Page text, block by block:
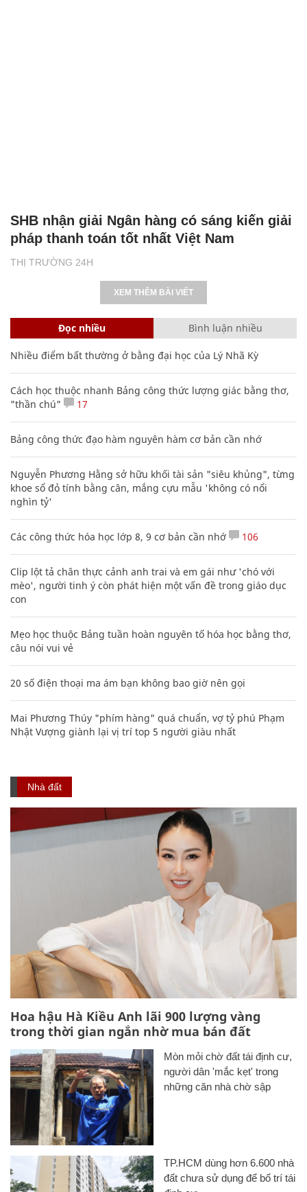
THỊ TRƯỜNG 24H
SHB nhận giải Ngân hàng có sáng kiến giải
pháp thanh toán tốt nhất Việt Nam
XEM THÊM BÀI VIẾT
Đọc nhiều Bình luận nhiều
Nhiều điểm bất thường ở bằng đại học của Lý Nhã Kỳ
Cách học thuộc nhanh Bảng công thức lượng giác bằng thơ,
"thần chú"
17
Bảng công thức đạo hàm nguyên hàm cơ bản cần nhớ
Nguyễn Phương Hằng sở hữu khối tài sản "siêu khủng", từng
khoe sổ đỏ tính bằng cân, mắng cựu mẫu 'không có nổi
nghìn tỷ'
Các công thức hóa học lớp 8, 9 cơ bản cần nhớ 106
Clip lột tả chân thực cảnh anh trai và em gái như 'chó với
mèo', người tinh ý còn phát hiện một vấn đề trong giáo dục
con
Mẹo học thuộc Bảng tuần hoàn nguyên tố hóa học bằng thơ,
câu nói vui vẻ
20 số điện thoại ma ám bạn không bao giờ nên gọi
Mai Phương Thúy "phím hàng" quá chuẩn, vợ tỷ phú Phạm
Nhật Vượng giành lại vị trí top 5 người giàu nhất
Nhà đất
Hoa hậu Hà Kiều Anh lãi 900 lượng vàng
trong thời gian ngắn nhờ mua bán đất
Mòn mỏi chờ đất tái định cư,
người dân 'mắc kẹt' trong
những căn nhà chờ sập
TP.HCM dùng hơn 6.600 nhà
đất chưa sử dụng để bố trí tái